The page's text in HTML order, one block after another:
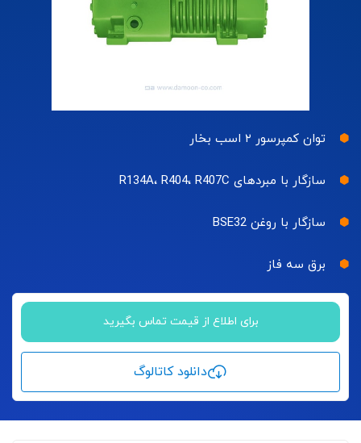
توان کمپرسور ۲ اسب بخار
سازگار با مبردهای R134A، R404، R407C
سازگار با روغن BSE32
برق سه فاز
برای اطلاع از قیمت تماس بگیرید
دانلود کاتالوگ